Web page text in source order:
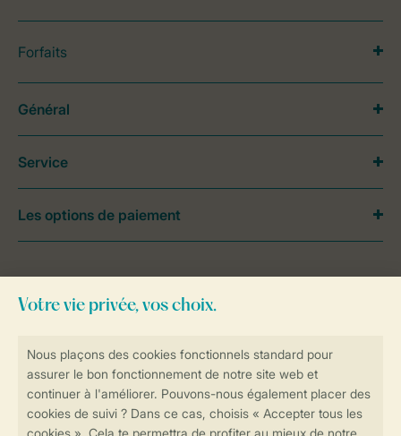
Forfaits
contactez notreContact Center.
Général
Service
Les options de paiement